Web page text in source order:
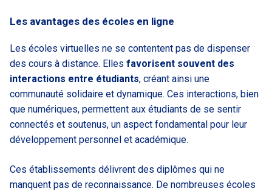
Les avantages des écoles en ligne
Les écoles virtuelles ne se contentent pas de dispenser
des cours à distance. Elles favorisent souvent des
interactions entre étudiants, créant ainsi une
communauté solidaire et dynamique. Ces interactions, bien
que numériques, permettent aux étudiants de se sentir
connectés et soutenus, un aspect fondamental pour leur
développement personnel et académique.
Ces établissements délivrent des diplômes qui ne
manquent pas de reconnaissance. De nombreuses écoles